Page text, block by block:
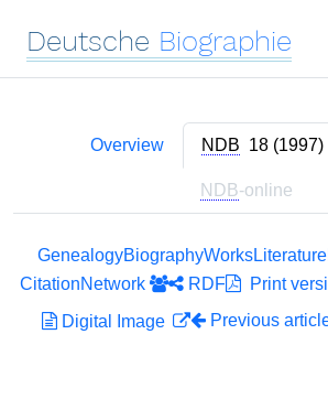
Deutsche Biographie
Overview NDB 18 (1997)
NDB-online
GenealogyBiographyWorksLiterature
CitationNetwork RDF Print
Digital Image
Previous